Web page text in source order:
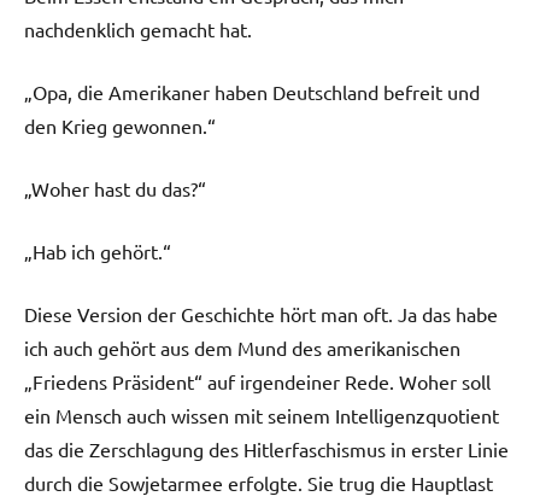
nachdenklich gemacht hat.
„Opa, die Amerikaner haben Deutschland befreit und
den Krieg gewonnen.“
„Woher hast du das?“
„Hab ich gehört.“
Diese Version der Geschichte hört man oft. Ja das habe
ich auch gehört aus dem Mund des amerikanischen
„Friedens Präsident“ auf irgendeiner Rede. Woher soll
ein Mensch auch wissen mit seinem Intelligenzquotient
das die Zerschlagung des Hitlerfaschismus in erster Linie
durch die Sowjetarmee erfolgte. Sie trug die Hauptlast